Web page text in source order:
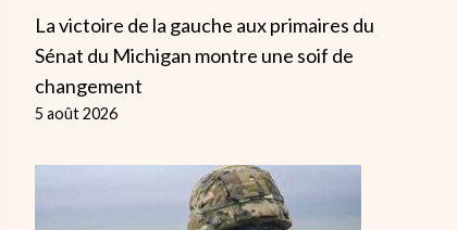
La victoire de la gauche aux primaires du
Sénat du Michigan montre une soif de
changement
5 août 2026